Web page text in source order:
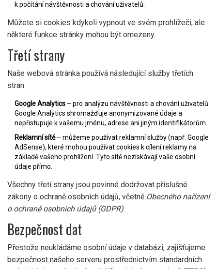
k počítání návštěvnosti a chování uživatelů.
Můžete si cookies kdykoli vypnout ve svém prohlížeči, ale
některé funkce stránky mohou být omezeny.
Třetí strany
Naše webová stránka používá následující služby třetích
stran:
Google Analytics – pro analýzu návštěvnosti a chování uživatelů.
Google Analytics shromažďuje anonymizované údaje a
nepřistupuje k vašemu jménu, adrese ani jiným identifikátorům.
Reklamní sítě– můžeme používat reklamní služby (např. Google
AdSense), které mohou používat cookies k cílení reklamy na
základě vašeho prohlížení. Tyto sítě nezískávají vaše osobní
údaje přímo.
Všechny třetí strany jsou povinné dodržovat příslušné
zákony o ochraně osobních údajů, včetně Obecného nařízení
o ochraně osobních údajů (GDPR).
Bezpečnost dat
Přestože neukládáme osobní údaje v databázi, zajišťujeme
bezpečnost našeho serveru prostřednictvím standardních